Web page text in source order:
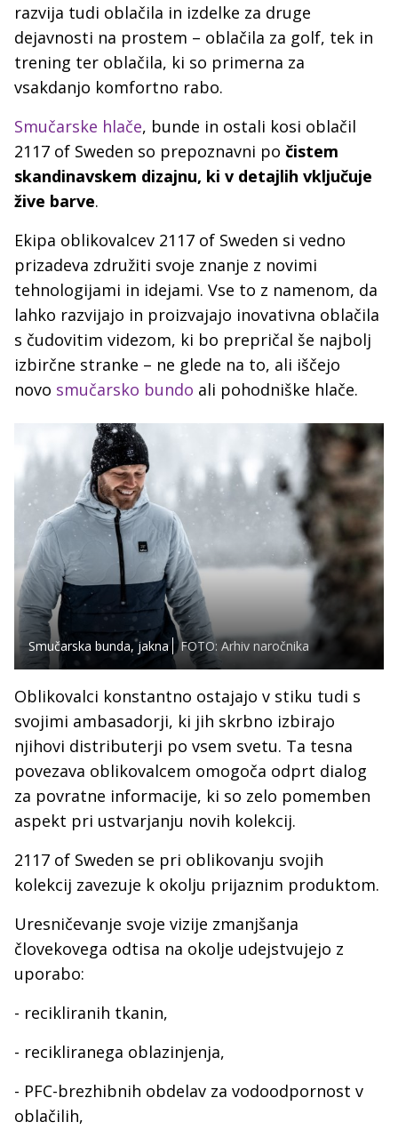
razvija tudi oblačila in izdelke za druge
dejavnosti na prostem – oblačila za golf, tek in
trening ter oblačila, ki so primerna za
vsakdanjo komfortno rabo.
Smučarske hlače, bunde in ostali kosi oblačil
2117 of Sweden so prepoznavni po čistem
skandinavskem dizajnu, ki v detajlih vključuje
žive barve.
Ekipa oblikovalcev 2117 of Sweden si vedno
prizadeva združiti svoje znanje z novimi
tehnologijami in idejami. Vse to z namenom, da
lahko razvijajo in proizvajajo inovativna oblačila
s čudovitim videzom, ki bo prepričal še najbolj
izbirčne stranke – ne glede na to, ali iščejo
novo smučarsko bundo ali pohodniške hlače.
Smučarska bunda, jakna FOTO: Arhiv naročnika
Oblikovalci konstantno ostajajo v stiku tudi s
svojimi ambasadorji, ki jih skrbno izbirajo
njihovi distributerji po vsem svetu. Ta tesna
povezava oblikovalcem omogoča odprt dialog
za povratne informacije, ki so zelo pomemben
aspekt pri ustvarjanju novih kolekcij.
2117 of Sweden se pri oblikovanju svojih
kolekcij zavezuje k okolju prijaznim produktom.
Uresničevanje svoje vizije zmanjšanja
človekovega odtisa na okolje udejstvujejo z
uporabo:
- recikliranih tkanin,
- recikliranega oblazinjenja,
- PFC-brezhibnih obdelav za vodoodpornost v
oblačilih,